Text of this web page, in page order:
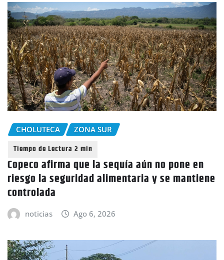
CHOLUTECA ZONA SUR
Copeco afirma que la sequía aún no pone en
riesgo la seguridad alimentaria y se mantiene
controlada
noticias Ago 6, 2026